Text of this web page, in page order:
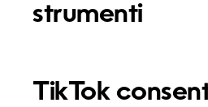
strumenti
TikTok